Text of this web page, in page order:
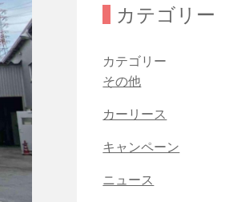
カテゴリー
カテゴリー
その他
カーリース
キャンペーン
ニュース